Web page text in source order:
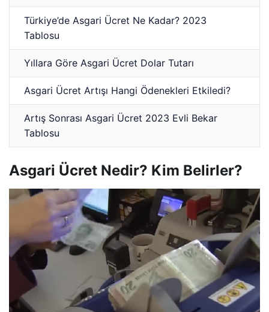
Türkiye’de Asgari Ücret Ne Kadar? 2023
Tablosu
Yıllara Göre Asgari Ücret Dolar Tutarı
Asgari Ücret Artışı Hangi Ödenekleri Etkiledi?
Artış Sonrası Asgari Ücret 2023 Evli Bekar
Tablosu
Asgari Ücret Nedir? Kim Belirler?